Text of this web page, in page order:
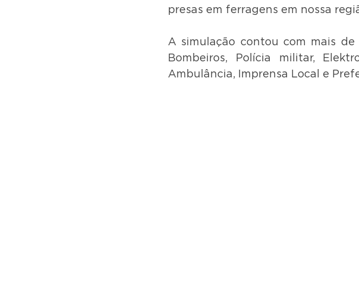
presas em ferragens em nossa
A simulação contou com mais
Bombeiros, Polícia militar,
Ambulância, Imprensa Local e